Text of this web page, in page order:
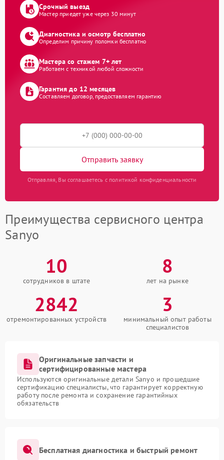
Срочный выезд
Мастер приедет уже через 30 минут
Диагностика и осмотр бесплатно
Определим причину поломки бесплатно
Мастера со стажем 7+ лет
Работаем с техникой любой сложности
Гарантия до 12 месяцев
Составляем договор, предоставляем гарантию
Отправить заявку
Отправляя, Вы соглашаетесь с политикой конфиденциальности
Преимущества сервисного центра
Sanyo
10
сотрудников в штате
8
лет на рынке
2842
отремонтированных устройств
3
минимальный опыт работы
специалистов
Оригинальные запчасти и
сертифицированные мастера
Используются оригинальные детали Sanyo и прошедшие
сертификацию специалисты, что гарантирует корректную
работу после ремонта и сохранение гарантийных
обязательств
Бесплатная диагностика и быстрый ремонт